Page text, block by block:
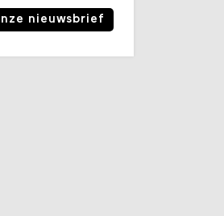
nieuwsbrief